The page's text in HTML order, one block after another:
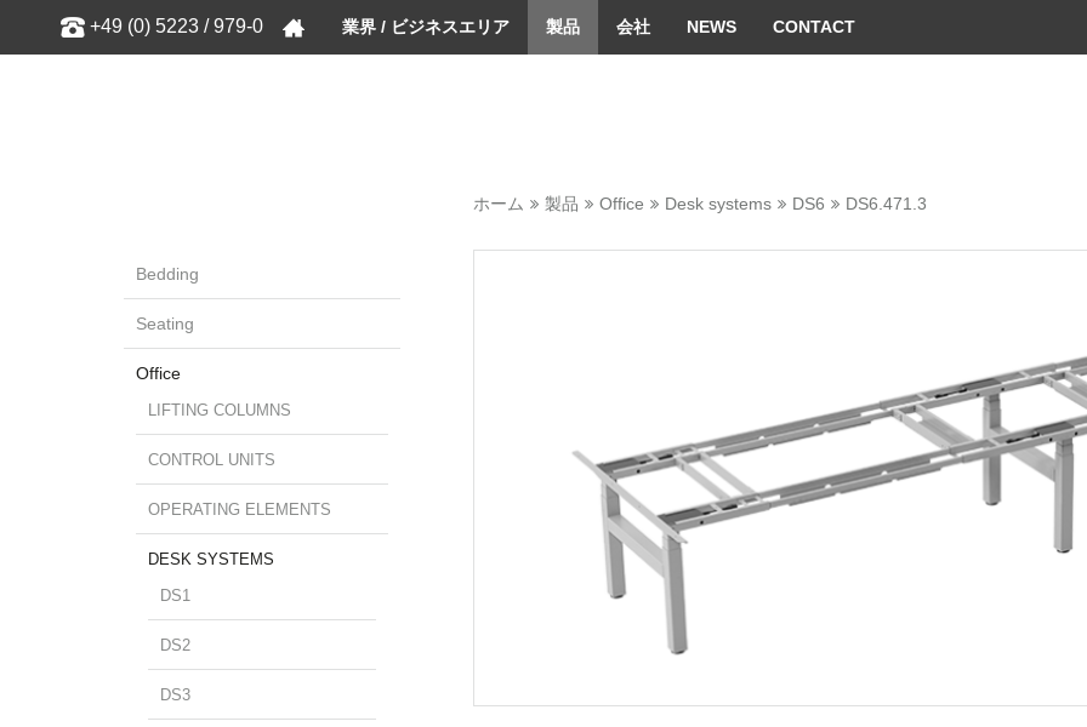
Show convenient version of this site
+49 (0) 5223 / 979-0 業界 / ビジネスエリア 製品 会社 NEWS CONTACT
ホーム 製品 Office Desk systems DS6 DS6.471.3
Bedding
Seating
Office
LIFTING COLUMNS
CONTROL UNITS
OPERATING ELEMENTS
DESK SYSTEMS
DS1
DS2
DS3